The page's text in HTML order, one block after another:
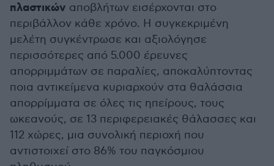
πλαστικών αποβλήτων εισέρχονται στο
περιβάλλον κάθε χρόνο. Η συγκεκριμένη
μελέτη συγκέντρωσε και αξιολόγησε
περισσότερες από 5.000 έρευνες
απορριμμάτων σε παραλίες, αποκαλύπτοντας
ποια αντικείμενα κυριαρχούν στα θαλάσσια
απορρίμματα σε όλες τις ηπείρους, τους
ωκεανούς, σε 13 περιφερειακές θάλασσες και
112 χώρες, μια συνολική περιοχή που
αντιστοιχεί στο 86% του παγκόσμιου